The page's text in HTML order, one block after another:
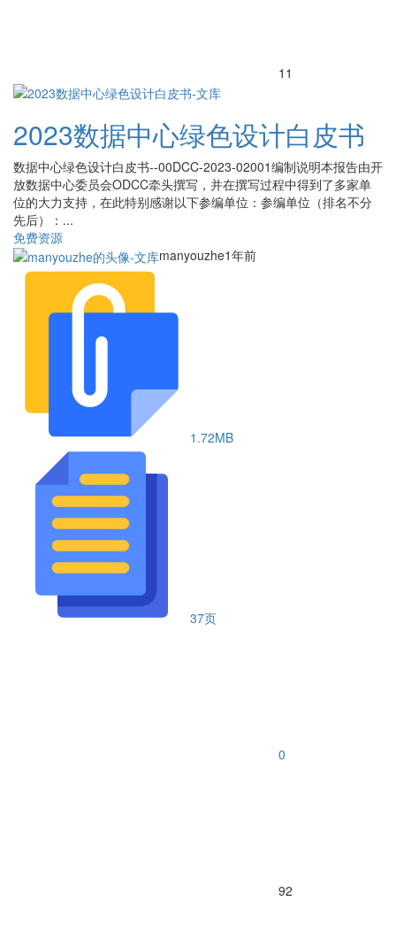
11
2023数据中心绿色设计白皮书
数据中心绿色设计白皮书--00DCC-2023-02001编制说明本报告由开
放数据中心委员会ODCC牵头撰写，并在撰写过程中得到了多家单
位的大力支持，在此特别感谢以下参编单位：参编单位（排名不分
先后）：...
免费资源
manyouzhe1年前
1.72MB
37页
0
92